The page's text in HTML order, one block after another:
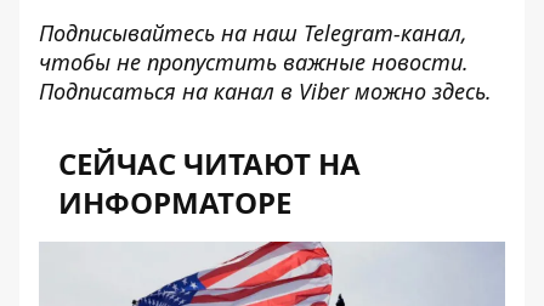
Подписывайтесь на наш Telegram-канал,
чтобы не пропустить важные новости.
Подписаться на канал в Viber можно здесь.
СЕЙЧАС ЧИТАЮТ НА
ИНФОРМАТОРЕ